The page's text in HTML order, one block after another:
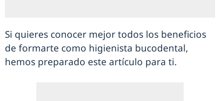
Si quieres conocer mejor todos los beneficios
de formarte como higienista bucodental,
hemos preparado este artículo para ti.